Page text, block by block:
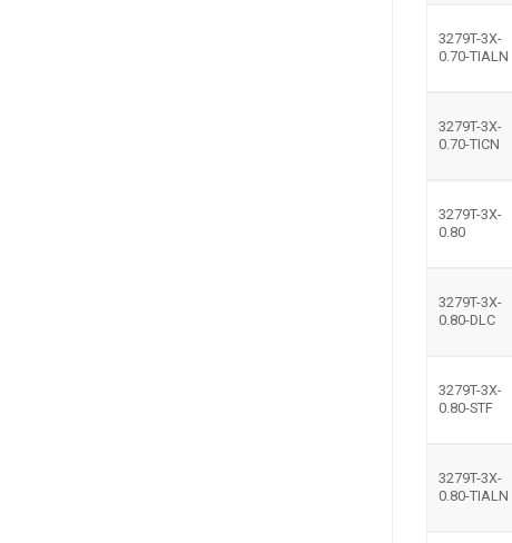
3279T-3X-
0.70-TIALN
3279T-3X-
0.70-TICN
3279T-3X-
0.80
3279T-3X-
0.80-DLC
3279T-3X-
0.80-STF
3279T-3X-
0.80-TIALN